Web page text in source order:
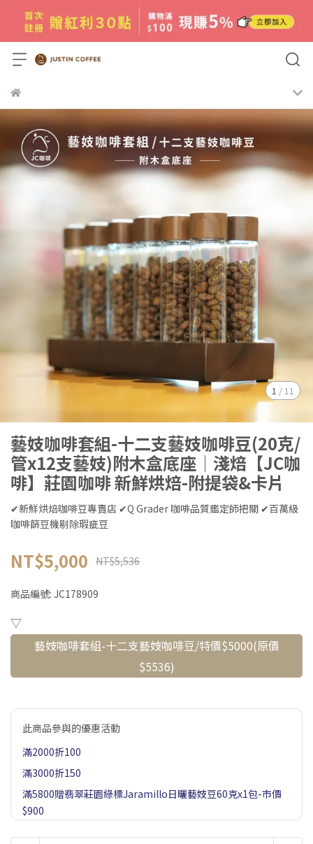
1 /11
藝妓咖啡套組-十二支藝妓咖啡豆(20克/
管x12支藝妓)附木盒底座│淺焙【JC咖
啡】莊園咖啡 新鮮烘焙-附提袋&卡片
✔新鮮烘焙咖啡豆專賣店 ✔Q Grader 咖啡品質鑑定師把關 ✔百萬級
咖啡篩豆機剔除瑕疵豆
NT$5,000 NT$5,536
商品編號: JC178909
▽
藝妓咖啡套組-十二支藝妓咖啡豆/特價$5000(原價
$5536)
此商品參與的優惠活動
滿2000折100
滿3000折150
滿5800贈翡翠莊園綠標Jaramillo日曬藝妓豆60克x1包-市價
$900